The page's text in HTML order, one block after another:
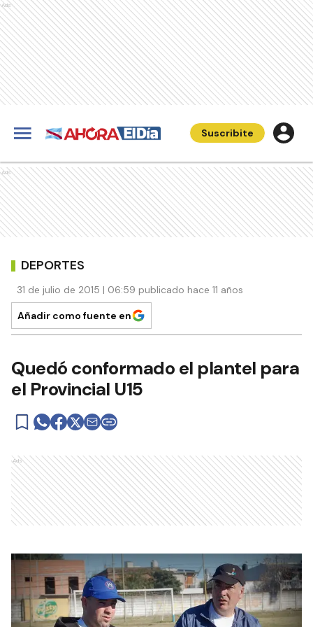
Ads
Suscribite
Ads
DEPORTES
31 de julio de 2015 | 06:59 publicado hace 11 años
Añadir como fuente en
Quedó conformado el plantel para
el Provincial U15
Ads